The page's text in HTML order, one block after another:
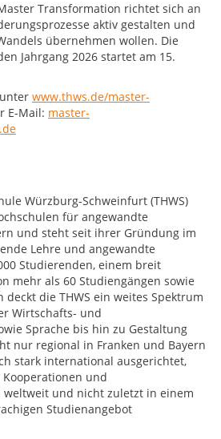
Transformation richtet sich an
aktiv gestalten und
übernehmen wollen. Die
Jahrgang 2026 startet am 15.
www.thws.de/master-
E-Mail: master-
Würzburg-Schweinfurt (THWS)
für angewandte
und steht seit ihrer Gründung im
Lehre und angewandte
Studierenden, einem breit
mehr als 60 Studiengängen sowie
die THWS ein weites Spektrum
Wirtschafts- und
Sprache bis hin zu Gestaltung
nur regional in Franken und Bayern
stark international ausgerichtet,
und
weltweit und nicht zuletzt in einem
Studienangebot